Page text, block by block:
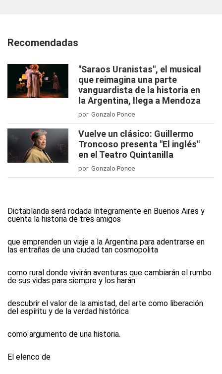
Recomendadas
"Saraos Uranistas", el musical
que reimagina una parte
vanguardista de la historia en
la Argentina, llega a Mendoza
por Gonzalo Ponce
Vuelve un clásico: Guillermo
Troncoso presenta "El inglés"
en el Teatro Quintanilla
por Gonzalo Ponce
Dictablanda será rodada íntegramente en Buenos Aires y
cuenta la historia de tres amigos
que emprenden un viaje a la Argentina para adentrarse en
las entrañas de una ciudad tan cosmopolita
como rural donde vivirán aventuras que cambiarán el rumbo
de sus vidas para siempre y los harán
descubrir el valor de la amistad, del arte como liberación
del espíritu y de la verdad histórica
como argumento de una historia.
El elenco de